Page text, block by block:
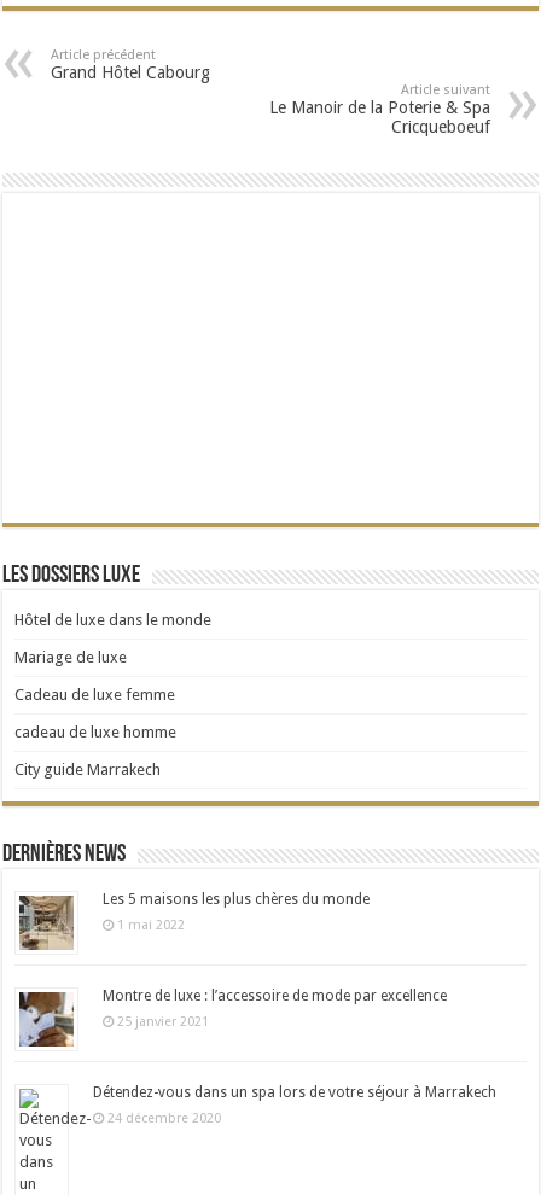
Article précédent
Grand Hôtel Cabourg
Article suivant
Le Manoir de la Poterie & Spa
Cricqueboeuf
Les dossiers Luxe
Hôtel de luxe dans le monde
Mariage de luxe
Cadeau de luxe femme
cadeau de luxe homme
City guide Marrakech
Dernières news
Les 5 maisons les plus chères du monde
1 mai 2022
Montre de luxe : l’accessoire de mode par excellence
25 janvier 2021
Détendez-vous dans un spa lors de votre séjour à Marrakech
24 décembre 2020